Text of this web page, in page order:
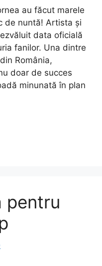
au făcut marele
de nuntă! Artista și
data oficială
fanilor. Una dintre
România,
doar de succes
minunată în plan
pentru